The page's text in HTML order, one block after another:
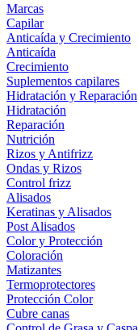
Marcas
Capilar
Anticaída y Crecimiento
Anticaída
Crecimiento
Suplementos capilares
Hidratación y Reparación
Hidratación
Reparación
Nutrición
Rizos y Antifrizz
Ondas y Rizos
Control frizz
Alisados
Keratinas y Alisados
Post Alisados
Color y Protección
Coloración
Matizantes
Termoprotectores
Protección Color
Cubre canas